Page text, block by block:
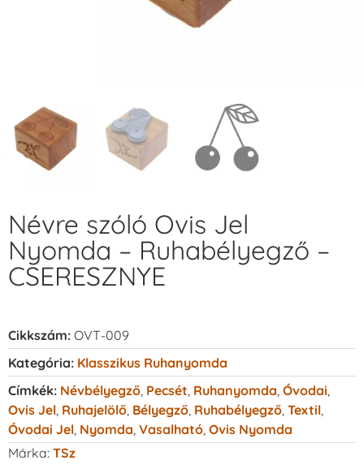
Névre szóló Ovis Jel
Nyomda – Ruhabélyegző –
CSERESZNYE
Cikkszám: OVT-009
Kategória: Klasszikus Ruhanyomda
Címkék: Névbélyegző Pecsét Ruhanyomda Óvodai
Ovis Jel Ruhajelölő Bélyegző Ruhabélyegző Textil
Óvodai Jel Nyomda Vasalható Ovis Nyomda
Márka: TSz